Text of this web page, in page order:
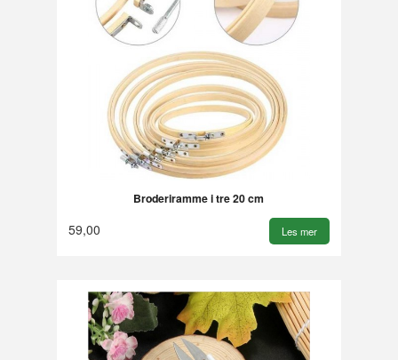
Broderiramme i tre 20 cm
59,00 Les mer